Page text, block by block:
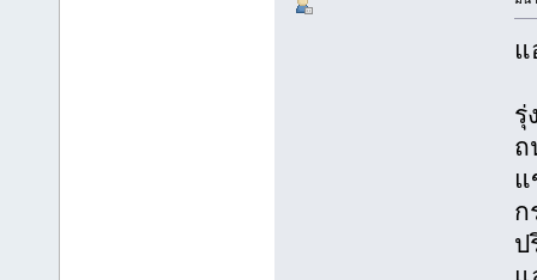
แ
รุ่
ถ
แ
ก
ป